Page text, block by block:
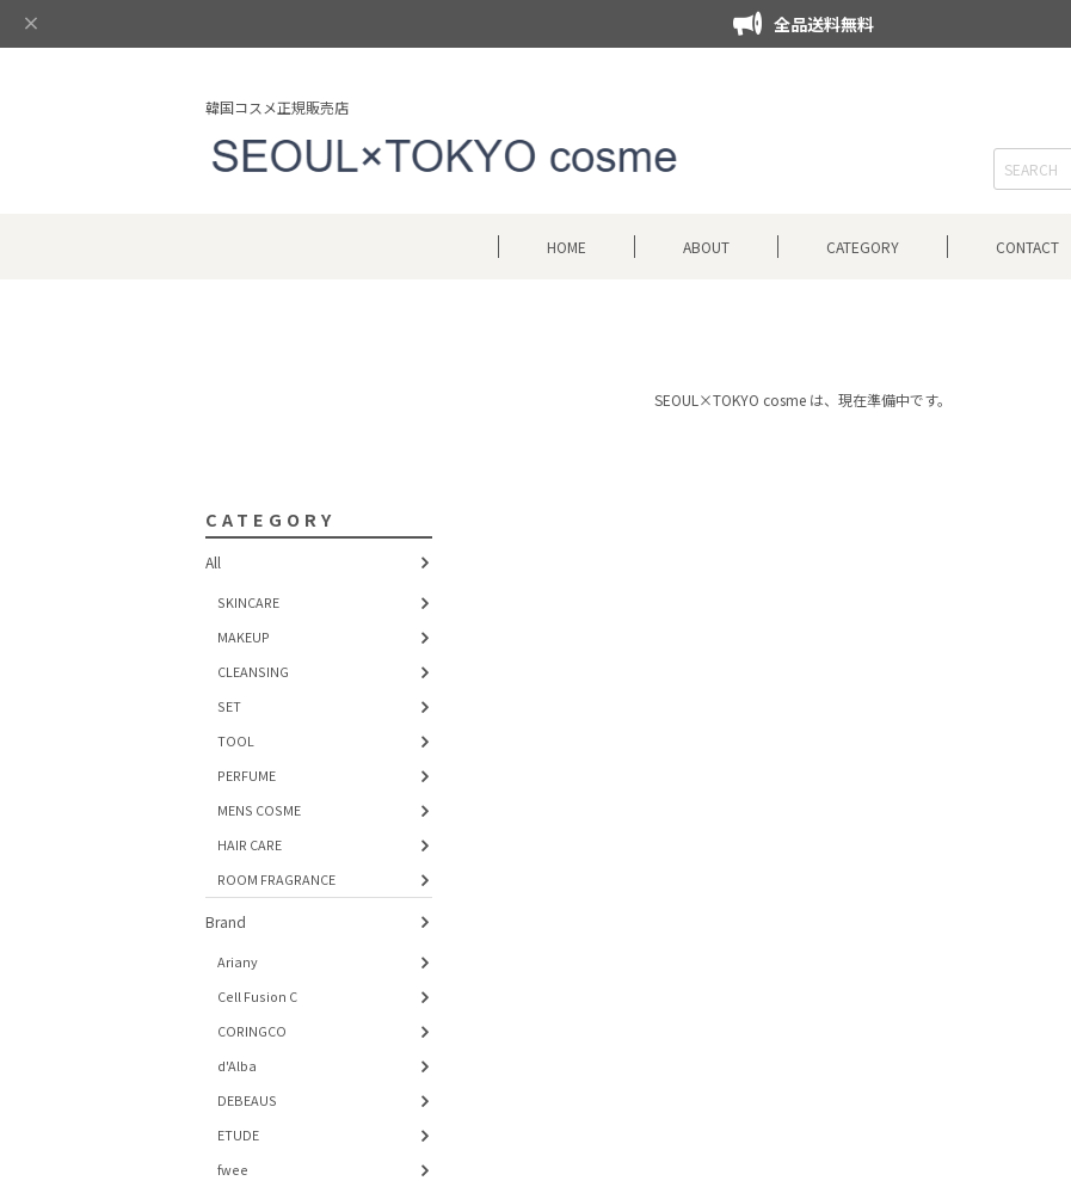
全品送料無料
韓国コスメ正規販売店
HOME ABOUT CATEGORY CONTACT
SEOUL×TOKYO cosme は、現在準備中です。
CATEGORY
All
SKINCARE
MAKEUP
CLEANSING
SET
TOOL
PERFUME
MENS COSME
HAIR CARE
ROOM FRAGRANCE
Brand
Ariany
Cell Fusion C
CORINGCO
d'Alba
DEBEAUS
ETUDE
fwee